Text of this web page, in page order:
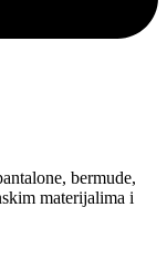
bermude,
materijalima i